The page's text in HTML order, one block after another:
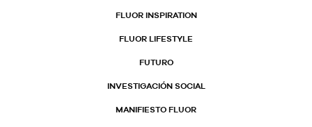
FLUOR INSPIRATION
FLUOR LIFESTYLE
FUTURO
INVESTIGACIÓN SOCIAL
MANIFIESTO FLUOR